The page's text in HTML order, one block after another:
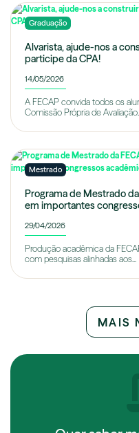
Graduação
Alvarista, ajude-nos a
participe da CPA!
14/05/2026
A FECAP convida todos os
Comissão Própria de
Mestrado
Programa de Mestrado
em importantes
29/04/2026
Produção acadêmica da
com pesquisas alinhadas aos...
MAIS